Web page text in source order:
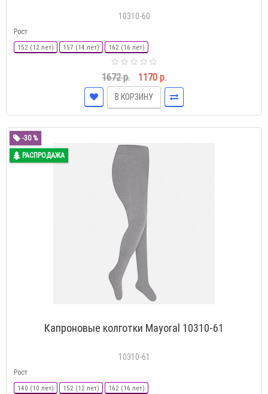
10310-60
Рост
152 (12 лет) 157 (14 лет) 162 (16 лет)
1672 р. 1170 р.
В КОРЗИНУ
-30 %
РАСПРОДАЖА
Капроновые колготки Mayoral 10310-61
10310-61
Рост
140 (10 лет) 152 (12 лет) 162 (16 лет)